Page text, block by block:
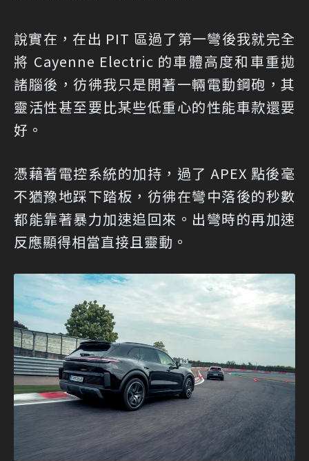
說實在，在出 PIT 區過了第一彎後我就完全
將 Cayenne Electric 的車體高度和車重拋
諸腦後，彷彿我只是開著一輛電動鋼砲，其
靈活性甚至要比某些低重心的性能車款還要
好。
憑藉著電控系統的加持，過了 APEX 點後毫
不猶豫地踩下踏板，彷彿在彎中落後的秒數
都能靠著暴力加速追回來。出彎時的再加速
反應顯得相當直接且靈動。